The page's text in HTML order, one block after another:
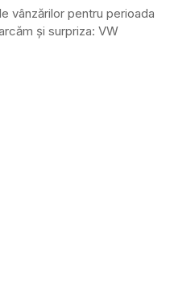
vânzărilor pentru perioada
și surpriza: VW